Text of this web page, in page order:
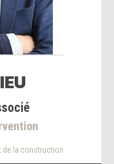
de la construction